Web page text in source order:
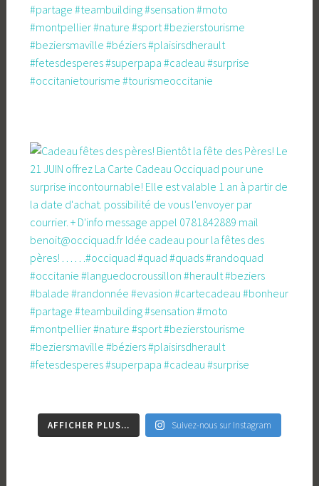
AFFICHER PLUS... Suivez-nous sur Instagram